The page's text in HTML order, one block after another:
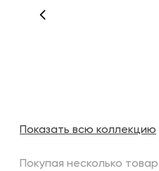
Показать всю коллекцию
Покупая несколько